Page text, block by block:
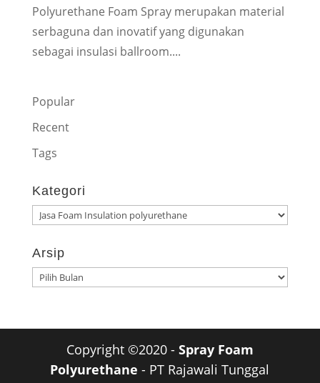
Polyurethane Foam Spray merupakan material
serbaguna dan inovatif yang digunakan
sebagai insulasi ballroom....
Popular
Recent
Tags
Kategori
Kategori
Arsip
Arsip
Copyright ©2020 - Spray Foam
Polyurethane - PT Rajawali Tunggal